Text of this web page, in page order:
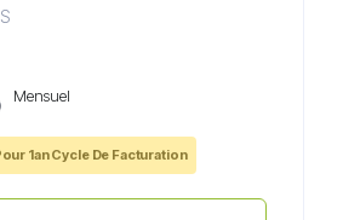
Mensuel
1an Cycle De Facturation